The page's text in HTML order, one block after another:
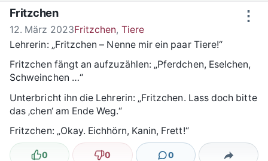
Zum Inhalt springen ⋮
Fritzchen
12. März 2023Fritzchen, Tiere
Lehrerin: „Fritzchen – Nenne mir ein paar Tiere!“
Fritzchen fängt an aufzuzählen: „Pferdchen, Eselchen,
Schweinchen …“
Unterbricht ihn die Lehrerin: „Fritzchen. Lass doch bitte
das ‚chen‘ am Ende Weg.“
Fritzchen: „Okay. Eichhörn, Kanin, Frett!“
Lustig
0 Nicht lustig
0 0
Kommentare Teilen